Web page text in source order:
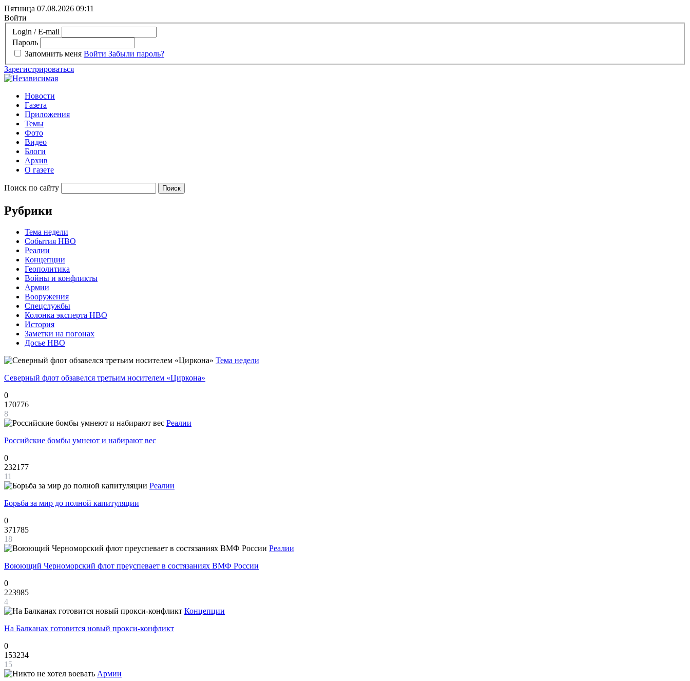
Пятница 07.08.2026 09:11
Войти
Login / E-mail
Пароль
Запомнить меня Войти Забыли пароль?
Зарегистрироваться
Новости
Газета
Приложения
Темы
Фото
Видео
Блоги
Архив
О газете
Поиск по сайту
Рубрики
Тема недели
События НВО
Реалии
Концепции
Геополитика
Войны и конфликты
Армии
Вооружения
Спецслужбы
Колонка эксперта НВО
История
Заметки на погонах
Досье НВО
Тема недели
Северный флот обзавелся третьим носителем «Циркона»
0
170776
8
Реалии
Российские бомбы умнеют и набирают вес
0
232177
11
Реалии
Борьба за мир до полной капитуляции
0
371785
18
Реалии
Воюющий Черноморский флот преуспевает в состязаниях ВМФ России
0
223985
4
Концепции
На Балканах готовится новый прокси-конфликт
0
153234
15
Армии